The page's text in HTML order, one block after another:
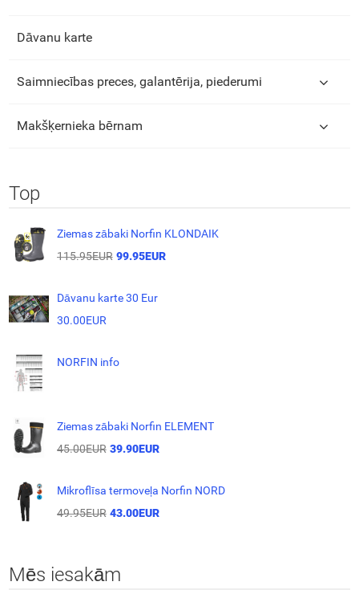
Dāvanu karte
Saimniecības preces, galantērija, piederumi
Makšķernieka bērnam
Top
Ziemas zābaki Norfin KLONDAIK
115.95EUR 99.95EUR
Dāvanu karte 30 Eur
30.00EUR
NORFIN info
Ziemas zābaki Norfin ELEMENT
45.00EUR 39.90EUR
Mikroflīsa termoveļa Norfin NORD
49.95EUR 43.00EUR
Mēs iesakām